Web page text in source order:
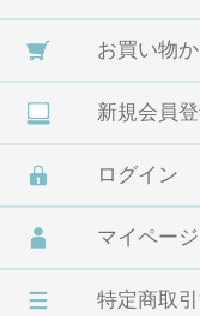
お買い物
新規会員
ログイン
マイページ
特定商取